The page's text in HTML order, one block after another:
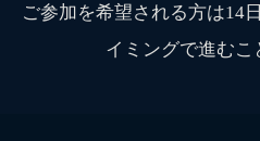
ご参加を希望される方は14
イミングで進むこ